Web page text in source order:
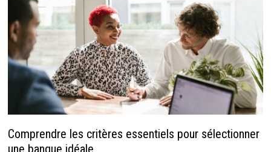
Comprendre les critères essentiels pour sélectionner
une banque idéale